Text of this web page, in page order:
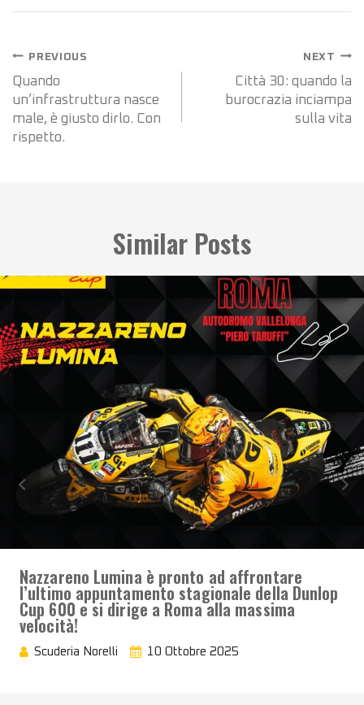
Navigazione
articoli
PREVIOUS
Quando
un’infrastruttura nasce
male, è giusto dirlo. Con
rispetto.
NEXT
Città 30: quando la
burocrazia inciampa
sulla vita
Similar Posts
Nazzareno Lumina è pronto ad affrontare
l’ultimo appuntamento stagionale della Dunlop
Cup 600 e si dirige a Roma alla massima
velocità!
Scuderia Norelli 10 Ottobre 2025